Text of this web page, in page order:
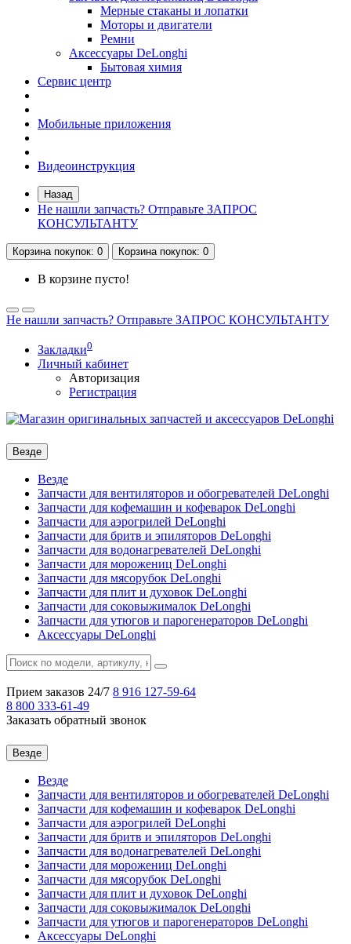
Мерные стаканы и лопатки
Моторы и двигатели
Ремни
Аксессуары DeLonghi
Бытовая химия
Сервис центр
Мобильные приложения
Видеоинструкция
Назад
Не нашли запчасть? Отправьте ЗАПРОС
КОНСУЛЬТАНТУ
Корзинапокупок: 0 Корзинапокупок: 0
В корзине пусто!
Не нашли запчасть? Отправьте ЗАПРОС КОНСУЛЬТАНТУ
Закладки0
Личный кабинет
Авторизация
Регистрация
Везде
Везде
Запчасти для вентиляторов и обогревателей DeLonghi
Запчасти для кофемашин и кофеварок DeLonghi
Запчасти для аэрогрилей DeLonghi
Запчасти для бритв и эпиляторов DeLonghi
Запчасти для водонагревателей DeLonghi
Запчасти для морожениц DeLonghi
Запчасти для мясорубок DeLonghi
Запчасти для плит и духовок DeLonghi
Запчасти для соковыжималок DeLonghi
Запчасти для утюгов и парогенераторов DeLonghi
Аксессуары DeLonghi
Прием заказов 24/7 8 916 127-59-64
8 800 333-61-49
Заказать обратный звонок
Везде
Везде
Запчасти для вентиляторов и обогревателей DeLonghi
Запчасти для кофемашин и кофеварок DeLonghi
Запчасти для аэрогрилей DeLonghi
Запчасти для бритв и эпиляторов DeLonghi
Запчасти для водонагревателей DeLonghi
Запчасти для морожениц DeLonghi
Запчасти для мясорубок DeLonghi
Запчасти для плит и духовок DeLonghi
Запчасти для соковыжималок DeLonghi
Запчасти для утюгов и парогенераторов DeLonghi
Аксессуары DeLonghi